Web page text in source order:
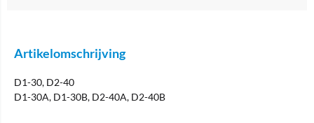
Artikelomschrijving
D1-30, D2-40
D1-30A, D1-30B, D2-40A, D2-40B